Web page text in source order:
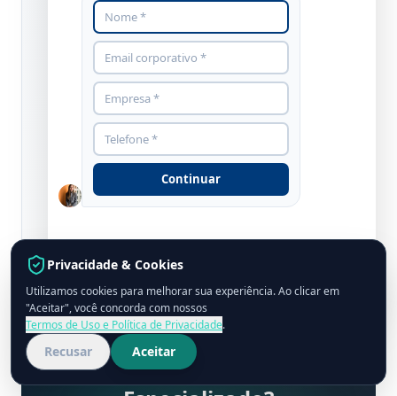
Wendell Jeveaux
CEO| Grupo CPCON
Com 30 anos de história à frente do
Grupo CPCON, Wendell Jeveaux lidera
projetos de gestão de ativos, RFID e
consultoria patrimonial para grandes
empresas no Brasil, México e EUA.
Responsável por mais de 4.500 projetos
realizados em diversas indústrias.
Nota de transparência: Este artigo reflete a
fiscais com seu auditor ou contador responsável.
Precisa de Apoio
Continuar
Privacidade & Cookies
Utilizamos cookies para melhorar sua experiência. Ao clicar em
"Aceitar", você concorda com nossos
Termos de Uso e Política de Privacidade.
Recusar Aceitar